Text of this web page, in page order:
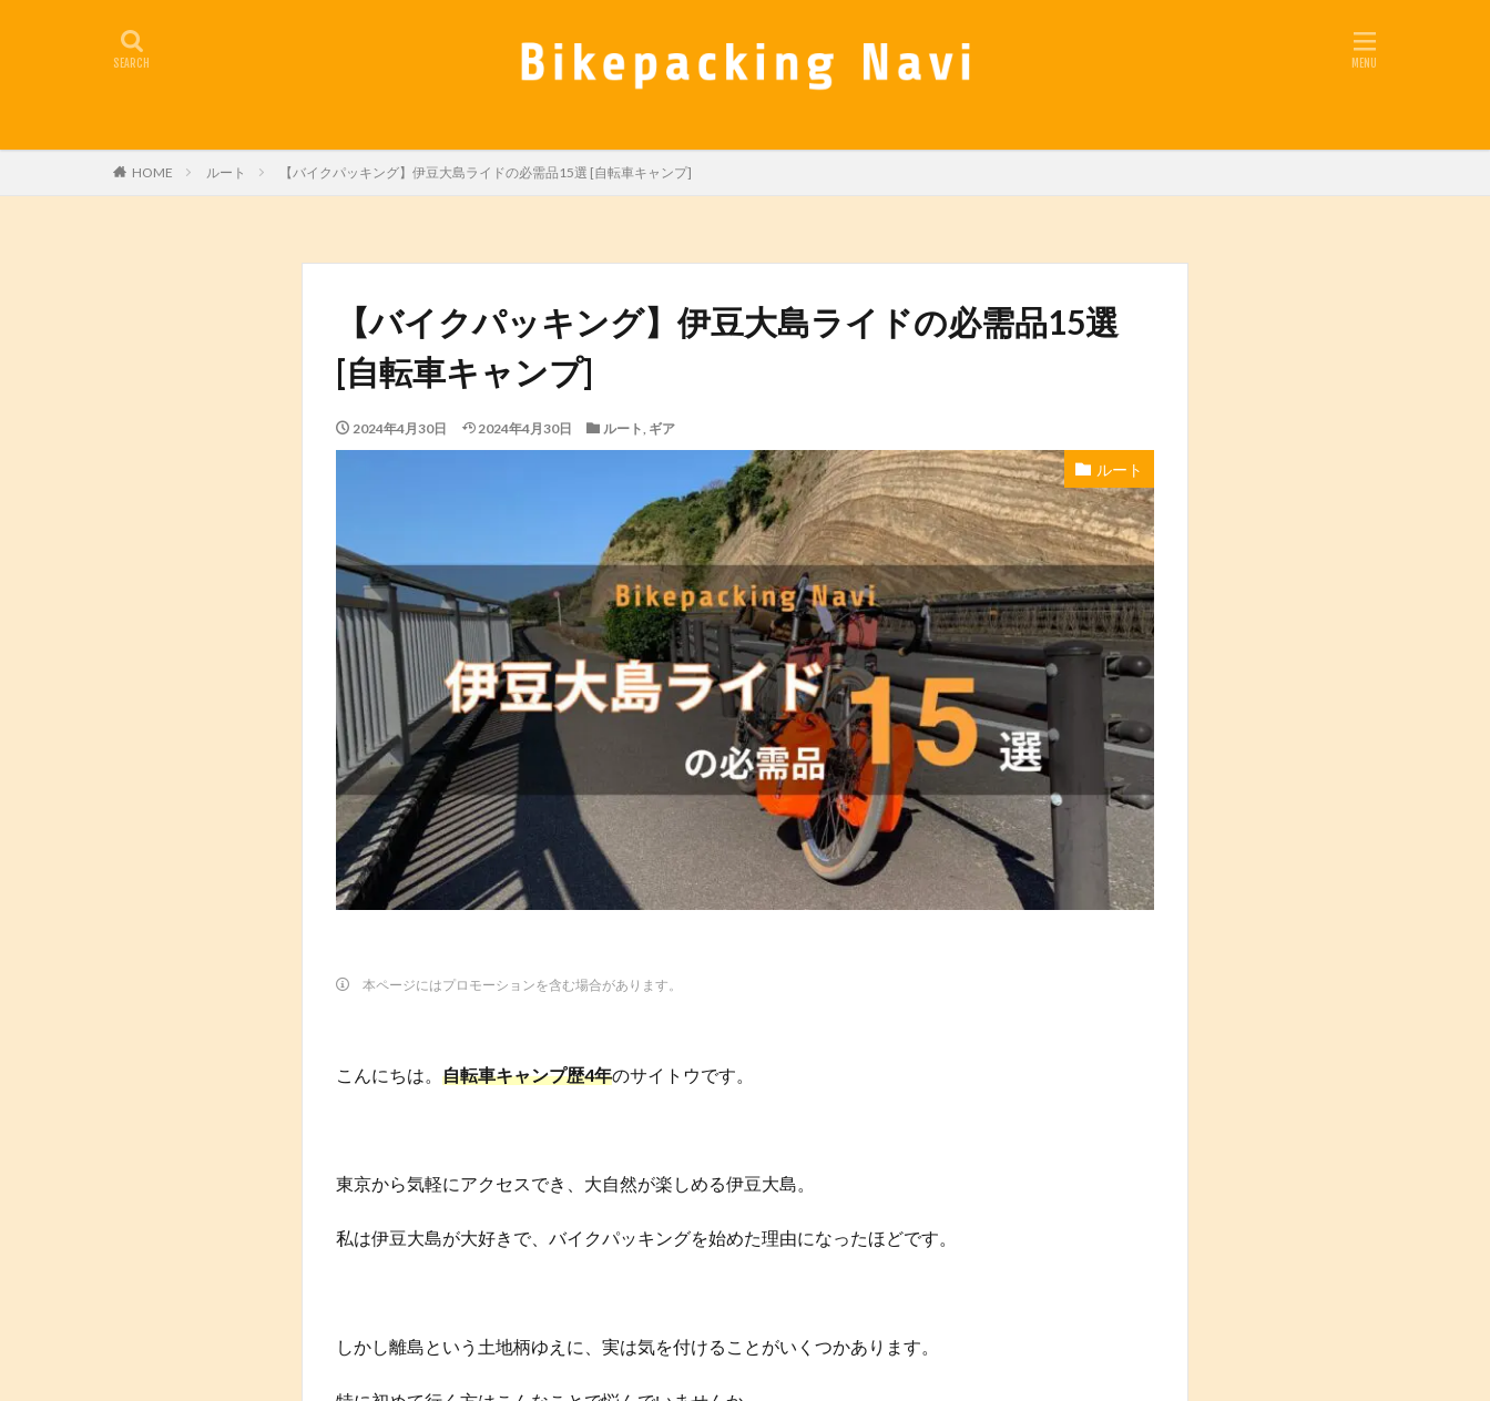
HOME ルート 【バイクパッキング】伊豆大島ライドの必需品15選 [自転車キャンプ]
【バイクパッキング】伊豆大島ライドの必需品15選
[自転車キャンプ]
2024年4月30日 2024年4月30日 ルート, ギア
ルート
本ページにはプロモーションを含む場合があります。
こんにちは。 自転車キャンプ歴4年のサイトウです。
東京から気軽にアクセスでき、大自然が楽しめる伊豆大島。
私は伊豆大島が大好きで、バイクパッキングを始めた理由になったほどです。
しかし離島という土地柄ゆえに、実は気を付けることがいくつかあります。